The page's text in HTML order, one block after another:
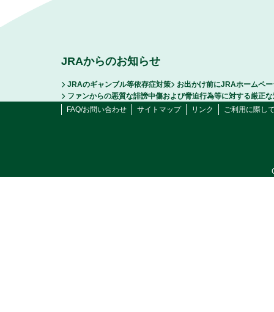
JRAからのお知らせ
JRAのギャンブル等依存症対策
お出かけ前にJRAホームペ
ファンからの悪質な誹謗中傷および脅迫行為等に対する厳正
FAQ/お問い合わせ
サイトマップ リンク ご利用に際し